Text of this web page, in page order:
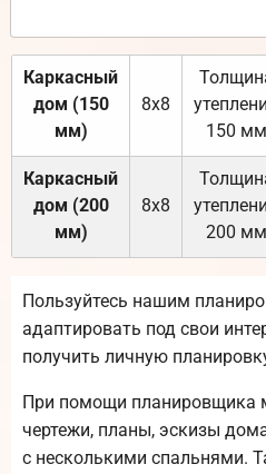
Каркасный
дом (150
мм)
8х8
150 мм
Каркасный
дом (200
мм)
8х8
200 мм
Пользуйтесь нашим
адаптировать под свои
получить личную
При помощи планировщика
чертежи, планы, эскизы
с несколькими спальнями.